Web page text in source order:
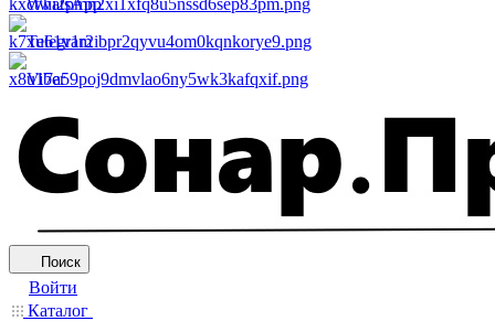
WhatsApp
Telegram
Viber
Поиск
Войти
Каталог